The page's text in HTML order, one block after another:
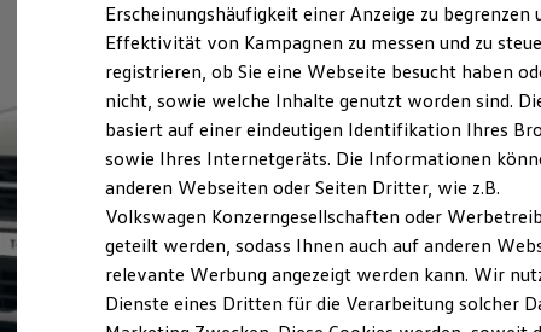
Ladezeitensimulator
Batterie
Sicherheit
Garantie und Lebensdauer
Nachhaltigkeit
Technologie
Kosten und Kauf
Verbrauchskosten
Kaufoptionen
E-Auto-Förderung
Software und Konnektivität
Die ID. Software 6
ID. Software Versionen und Updates
Digitale Extras
Schnittstellen zu Ihrem ID.
Erscheinungshäufigkeit einer Anzeige zu begrenzen
Effektivität von Kampagnen zu messen und zu
registrieren, ob Sie eine Webseite besucht haben
nicht, sowie welche Inhalte genutzt worden sind.
basiert auf einer eindeutigen Identifikation Ihres
sowie Ihres Internetgeräts. Die Informationen
anderen Webseiten oder Seiten Dritter, wie z.B.
Volkswagen Konzerngesellschaften oder
geteilt werden, sodass Ihnen auch auf anderen
relevante Werbung angezeigt werden kann. Wir
Dienste eines Dritten für die Verarbeitung solcher